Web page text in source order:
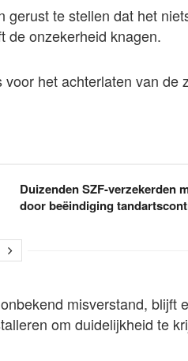
te stellen dat het
de onzekerheid knagen.
het achterlaten van de
Duizenden SZF-verzekerden
door beëindiging
misverstand, blijft
om duidelijkheid te